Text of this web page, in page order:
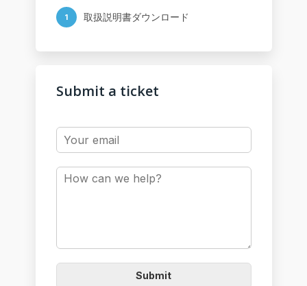
取扱説明書ダウンロード
1
Submit a ticket
Submit